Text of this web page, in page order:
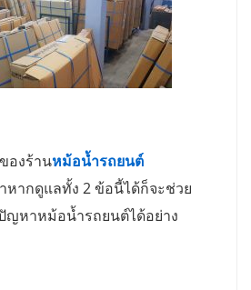
องร้านหม้อน้ำรถยนต์
หากดูแลทั้ง 2 ข้อนี้ได้ก็จะช่วย
ญหาหม้อน้ำรถยนต์ได้อย่าง